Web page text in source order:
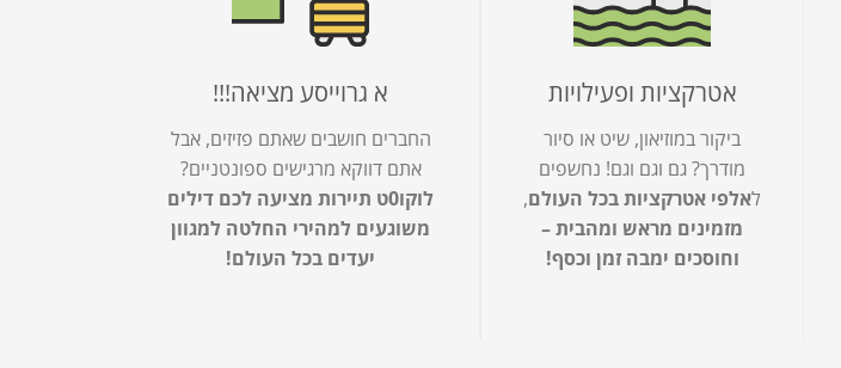
אטרקציות ופעילויות
ביקור במוזיאון, שיט או סיור
מודרך? גם וגם וגם! נחשפים
לאלפי אטרקציות בכל העולם,
מזמינים מראש ומהבית –
וחוסכים ימבה זמן וכסף!
א גרוייסע מציאה!!!
החברים חושבים שאתם פזיזים, אבל
אתם דווקא מרגישים ספונטניים?
לוקו0ט תיירות מציעה לכם דילים
משוגעים למהירי החלטה למגוון
יעדים בכל העולם!